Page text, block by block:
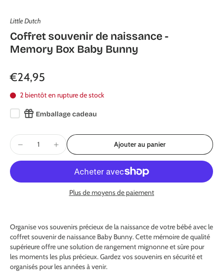
Little Dutch
Coffret souvenir de naissance -
Memory Box Baby Bunny
€24,95
2 bientôt en rupture de stock
Emballage cadeau
Ajouter au panier
Plus de moyens de paiement
Organise vos souvenirs précieux de la naissance de votre bébé avec le
coffret souvenir de naissance Baby Bunny. Cette mémoire de qualité
supérieure offre une solution de rangement mignonne et sûre pour
les moments les plus précieux. Gardez vos souvenirs en sécurité et
organisés pour les années à venir.